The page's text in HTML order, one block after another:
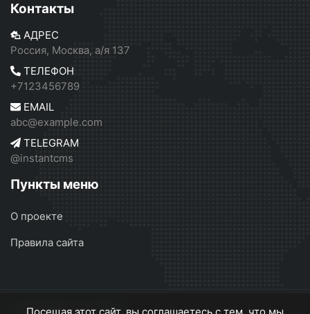
Контакты
АДРЕС
Россия, Москва, а/я 137
ТЕЛЕФОН
+7123456789
EMAIL
abc@example.com
TELEGRAM
@instantcms
Пункты меню
О проекте
Правила сайта
InstantCMS 2 © 2026